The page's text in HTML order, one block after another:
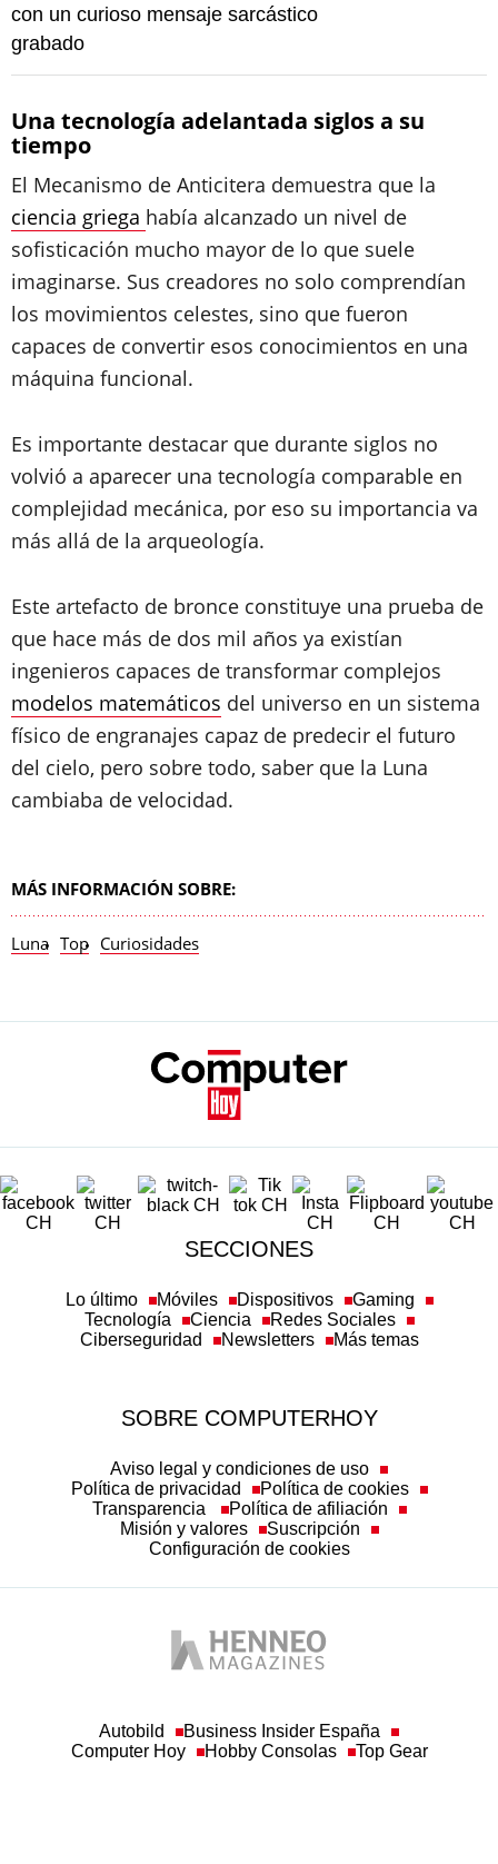
con un curioso mensaje sarcástico
grabado
Una tecnología adelantada siglos a su
tiempo
El Mecanismo de Anticitera demuestra que la
ciencia griega había alcanzado un nivel de
sofisticación mucho mayor de lo que suele
imaginarse. Sus creadores no solo comprendían
los movimientos celestes, sino que fueron
capaces de convertir esos conocimientos en una
máquina funcional.
Es importante destacar que durante siglos no
volvió a aparecer una tecnología comparable en
complejidad mecánica, por eso su importancia va
más allá de la arqueología.
Este artefacto de bronce constituye una prueba de
que hace más de dos mil años ya existían
ingenieros capaces de transformar complejos
modelos matemáticos del universo en un sistema
físico de engranajes capaz de predecir el futuro
del cielo, pero sobre todo, saber que la Luna
cambiaba de velocidad.
MÁS INFORMACIÓN SOBRE:
Luna Top Curiosidades
SECCIONES
Tecnología
Ciencia
Redes Sociales
Ciberseguridad
Newsletters Más temas
Política de privacidad
Política de cookies
Transparencia
Política de afiliación
Misión y valores
Suscripción
Configuración de cookies
Computer Hoy
Hobby Consolas Top Gear